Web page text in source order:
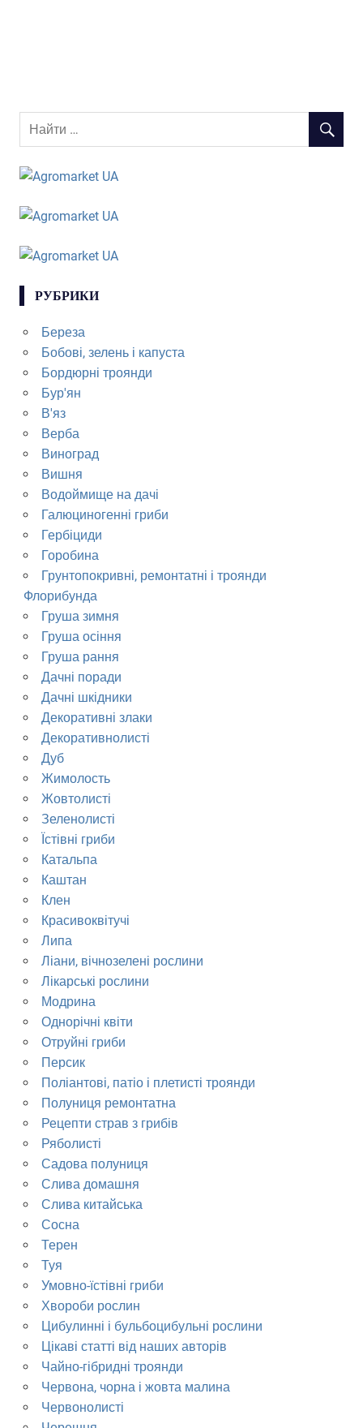
РУБРИКИ
Береза
Бобові, зелень і капуста
Бордюрні троянди
Бур'ян
В'яз
Верба
Виноград
Вишня
Водоймище на дачі
Галюциногенні гриби
Гербіциди
Горобина
Грунтопокривні, ремонтатні і троянди
Флорибунда
Груша зимня
Груша осіння
Груша рання
Дачні поради
Дачні шкідники
Декоративні злаки
Декоративнолисті
Дуб
Жимолость
Жовтолисті
Зеленолисті
Їстівні гриби
Катальпа
Каштан
Клен
Красивоквітучі
Липа
Ліани, вічнозелені рослини
Лікарські рослини
Модрина
Однорічні квіти
Отруйні гриби
Персик
Поліантові, патіо і плетисті троянди
Полуниця ремонтатна
Рецепти страв з грибів
Ряболисті
Садова полуниця
Слива домашня
Слива китайська
Сосна
Терен
Туя
Умовно-їстівні гриби
Хвороби рослин
Цибулинні і бульбоцибульні рослини
Цікаві статті від наших авторів
Чайно-гібридні троянди
Червона, чорна і жовта малина
Червонолисті